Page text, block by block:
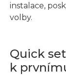
instalace,
volby.
Quick
k